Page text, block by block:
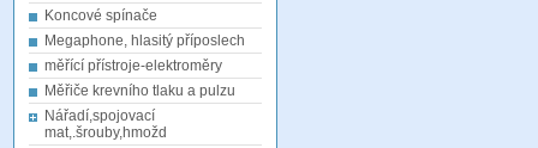
Koncové spínače
Megaphone, hlasitý příposlech
měřící přístroje-elektroměry
Měřiče krevního tlaku a pulzu
Nářadí,spojovací
mat,.šrouby,hmožd